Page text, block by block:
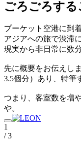
ごろごろす
プーケット空港に到
アジアへの旅で渋滞
現実から非日常に数
先に概要をお伝えし
3.5個分）あり、特筆
つまり、客室数を増
や。
1
/ 3